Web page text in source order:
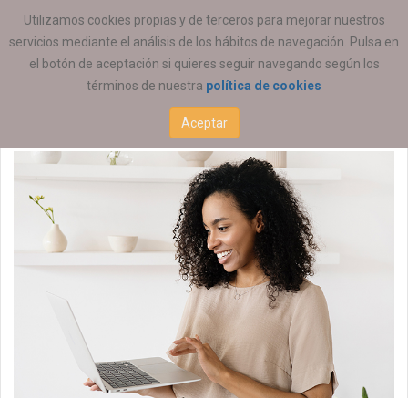
Utilizamos cookies propias y de terceros para mejorar nuestros
servicios mediante el análisis de los hábitos de navegación. Pulsa en
el botón de aceptación si quieres seguir navegando según los
términos de nuestra política de cookies
Aceptar
ESTÁ AQUÍ: EMPLEO OFERTAS DE EMPLEO
Educación Social